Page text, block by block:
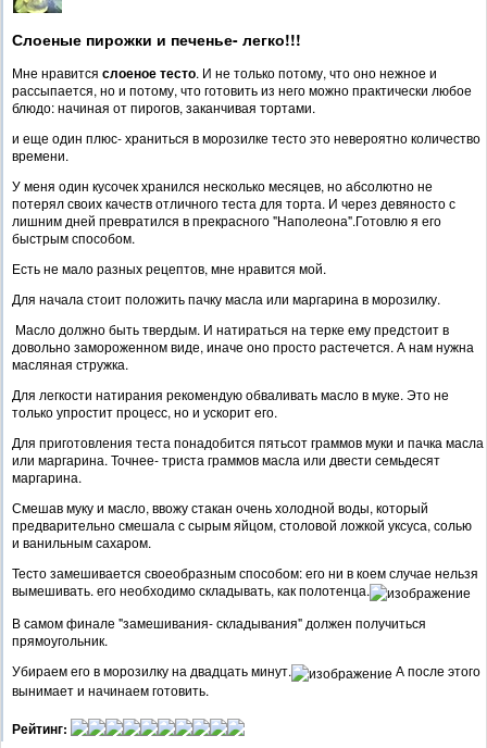
Слоеные пирожки и печенье- легко!!!
Мне нравится слоеное тесто. И не только потому, что оно нежное и
рассыпается, но и потому, что готовить из него можно практически любое
блюдо: начиная от пирогов, заканчивая тортами.
и еще один плюс- храниться в морозилке тесто это невероятно количество
времени.
У меня один кусочек хранился несколько месяцев, но абсолютно не
потерял своих качеств отличного теста для торта. И через девяносто с
лишним дней превратился в прекрасного "Наполеона".Готовлю я его
быстрым способом.
Есть не мало разных рецептов, мне нравится мой.
Для начала стоит положить пачку масла или маргарина в морозилку.
Масло должно быть твердым. И натираться на терке ему предстоит в
довольно замороженном виде, иначе оно просто растечется. А нам нужна
масляная стружка.
Для легкости натирания рекомендую обваливать масло в муке. Это не
только упростит процесс, но и ускорит его.
Для приготовления теста понадобится пятьсот граммов муки и пачка масла
или маргарина. Точнее- триста граммов масла или двести семьдесят
маргарина.
Смешав муку и масло, ввожу стакан очень холодной воды, который
предварительно смешала с сырым яйцом, столовой ложкой уксуса, солью
и ванильным сахаром.
Тесто замешивается своеобразным способом: его ни в коем случае нельзя
вымешивать. его необходимо складывать, как полотенца.
В самом финале "замешивания- складывания" должен получиться
прямоугольник.
Убираем его в морозилку на двадцать минут.
А после этого
вынимает и начинаем готовить.
Рейтинг: